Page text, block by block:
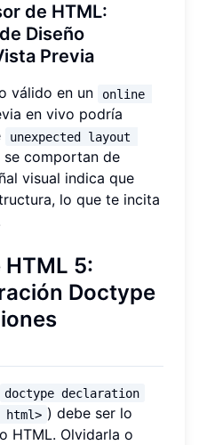
de HTML:
Diseño
Previa
válido en un
online
en vivo podría
unexpected layout
se comportan de
visual indica que
lo que te incita
5:
Doctype
doctype declaration
html> ) debe ser lo
HTML. Olvidarla o